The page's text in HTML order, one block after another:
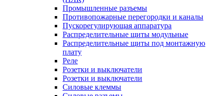
Промышленные разъемы
Противопожарные перегородки и каналы
Пускорегулирующая аппаратура
Распределительные щиты модульные
Распределительные щиты под монтажную
плату
Реле
Розетки и выключатели
Розетки и выключатели
Силовые клеммы